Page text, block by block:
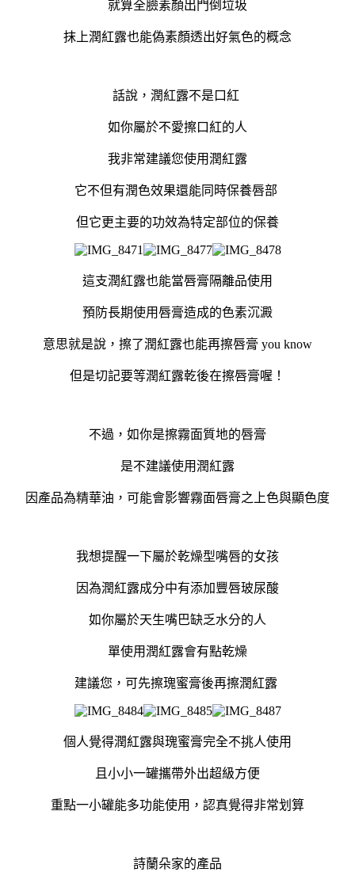
就算全臉素顏出門倒垃圾
抹上潤紅露也能偽素顏透出好氣色的概念
話說，潤紅露不是口紅
如你屬於不愛擦口紅的人
我非常建議您使用潤紅露
它不但有潤色效果還能同時保養唇部
但它更主要的功效為特定部位的保養
這支潤紅露也能當唇膏隔離品使用
預防長期使用唇膏造成的色素沉澱
意思就是說，擦了潤紅露也能再擦唇膏 you know
但是切記要等潤紅露乾後在擦唇膏喔！
不過，如你是擦霧面質地的唇膏
是不建議使用潤紅露
因產品為精華油，可能會影響霧面唇膏之上色與顯色度
我想提醒一下屬於乾燥型嘴唇的女孩
因為潤紅露成分中有添加豐唇玻尿酸
如你屬於天生嘴巴缺乏水分的人
單使用潤紅露會有點乾燥
建議您，可先擦瑰蜜膏後再擦潤紅露
個人覺得潤紅露與瑰蜜膏完全不挑人使用
且小小一罐攜帶外出超級方便
重點一小罐能多功能使用，認真覺得非常划算
詩蘭朵家的產品